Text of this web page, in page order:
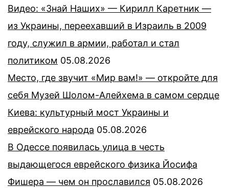
Видео: «Знай Наших» — Кирилл Каретник —
из Украины, переехавший в Израиль в 2009
году, служил в армии, работал и стал
политиком 05.08.2026
Место, где звучит «Мир вам!» — откройте для
себя Музей Шолом-Алейхема в самом сердце
Киева: культурный мост Украины и
еврейского народа 05.08.2026
В Одессе появилась улица в честь
выдающегося еврейского физика Йосифа
Фишера — чем он прославился 05.08.2026